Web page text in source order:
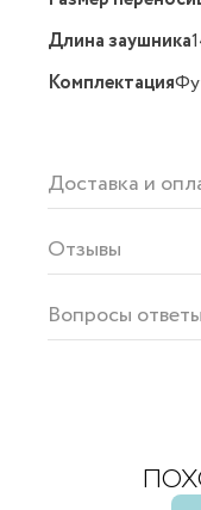
Длина заушника
Комплектация
Доставка и
Отзывы
Вопросы ответы